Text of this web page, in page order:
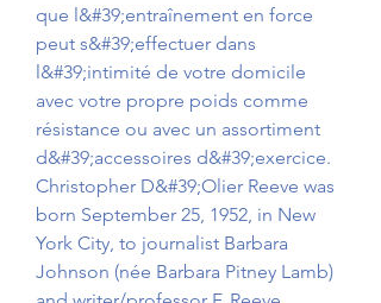
que l&#39;entraînement en force
peut s&#39;effectuer dans
l&#39;intimité de votre domicile
avec votre propre poids comme
résistance ou avec un assortiment
d&#39;accessoires d&#39;exercice.
Christopher D&#39;Olier Reeve was
born September 25, 1952, in New
York City, to journalist Barbara
Johnson (née Barbara Pitney Lamb)